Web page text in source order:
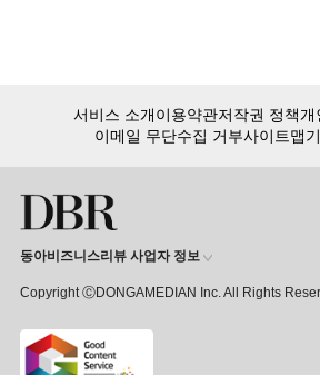
15,000여 건의 DBR 콘텐츠를
서비스 소개이용약관저작권 정책개
이메일 무단수집 거부사이트맵
동아비즈니스리뷰 사업자 정보
Copyright ⒸDONGAMEDIAN Inc. All Rights